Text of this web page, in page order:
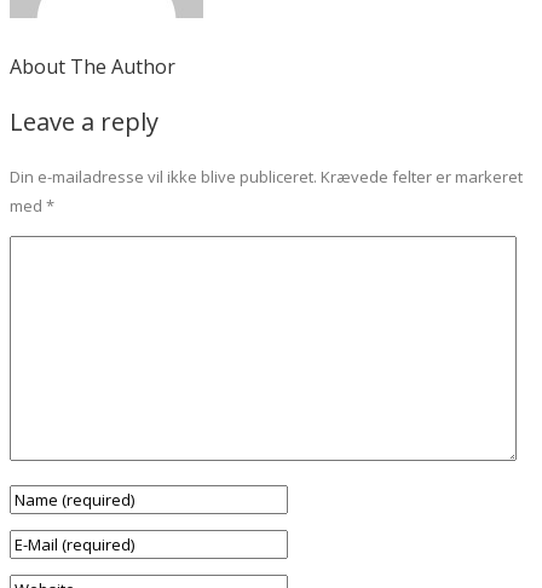
About The Author
Leave a reply
Din e-mailadresse vil ikke blive publiceret. Krævede felter er markeret
med *